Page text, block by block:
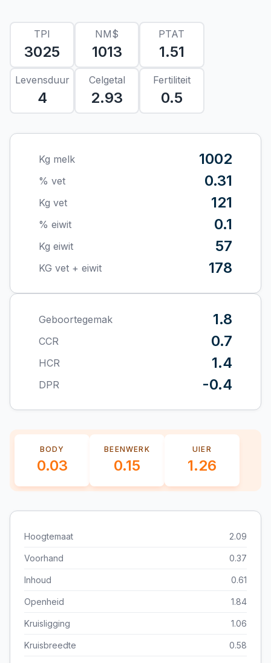
TPI
3025
NM$
1013
PTAT
1.51
Levensduur
4
Celgetal
2.93
Fertiliteit
0.5
Kg melk 1002
% vet 0.31
Kg vet 121
% eiwit 0.1
Kg eiwit 57
KG vet + eiwit 178
Geboortegemak 1.8
CCR 0.7
HCR 1.4
DPR -0.4
BODY
0.03
BEENWERK
0.15
UIER
1.26
Hoogtemaat 2.09
Voorhand 0.37
Inhoud 0.61
Openheid 1.84
Kruisligging 1.06
Kruisbreedte 0.58